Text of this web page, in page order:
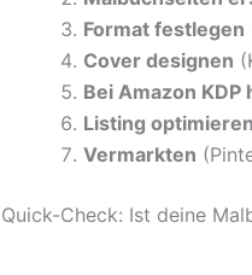
Format festlegen
Cover designen
Bei Amazon KDP
Listing optimieren
Vermarkten
Quick-Check: Ist deine